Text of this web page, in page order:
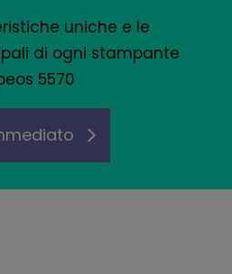
uniche e le
di ogni stampante
5570